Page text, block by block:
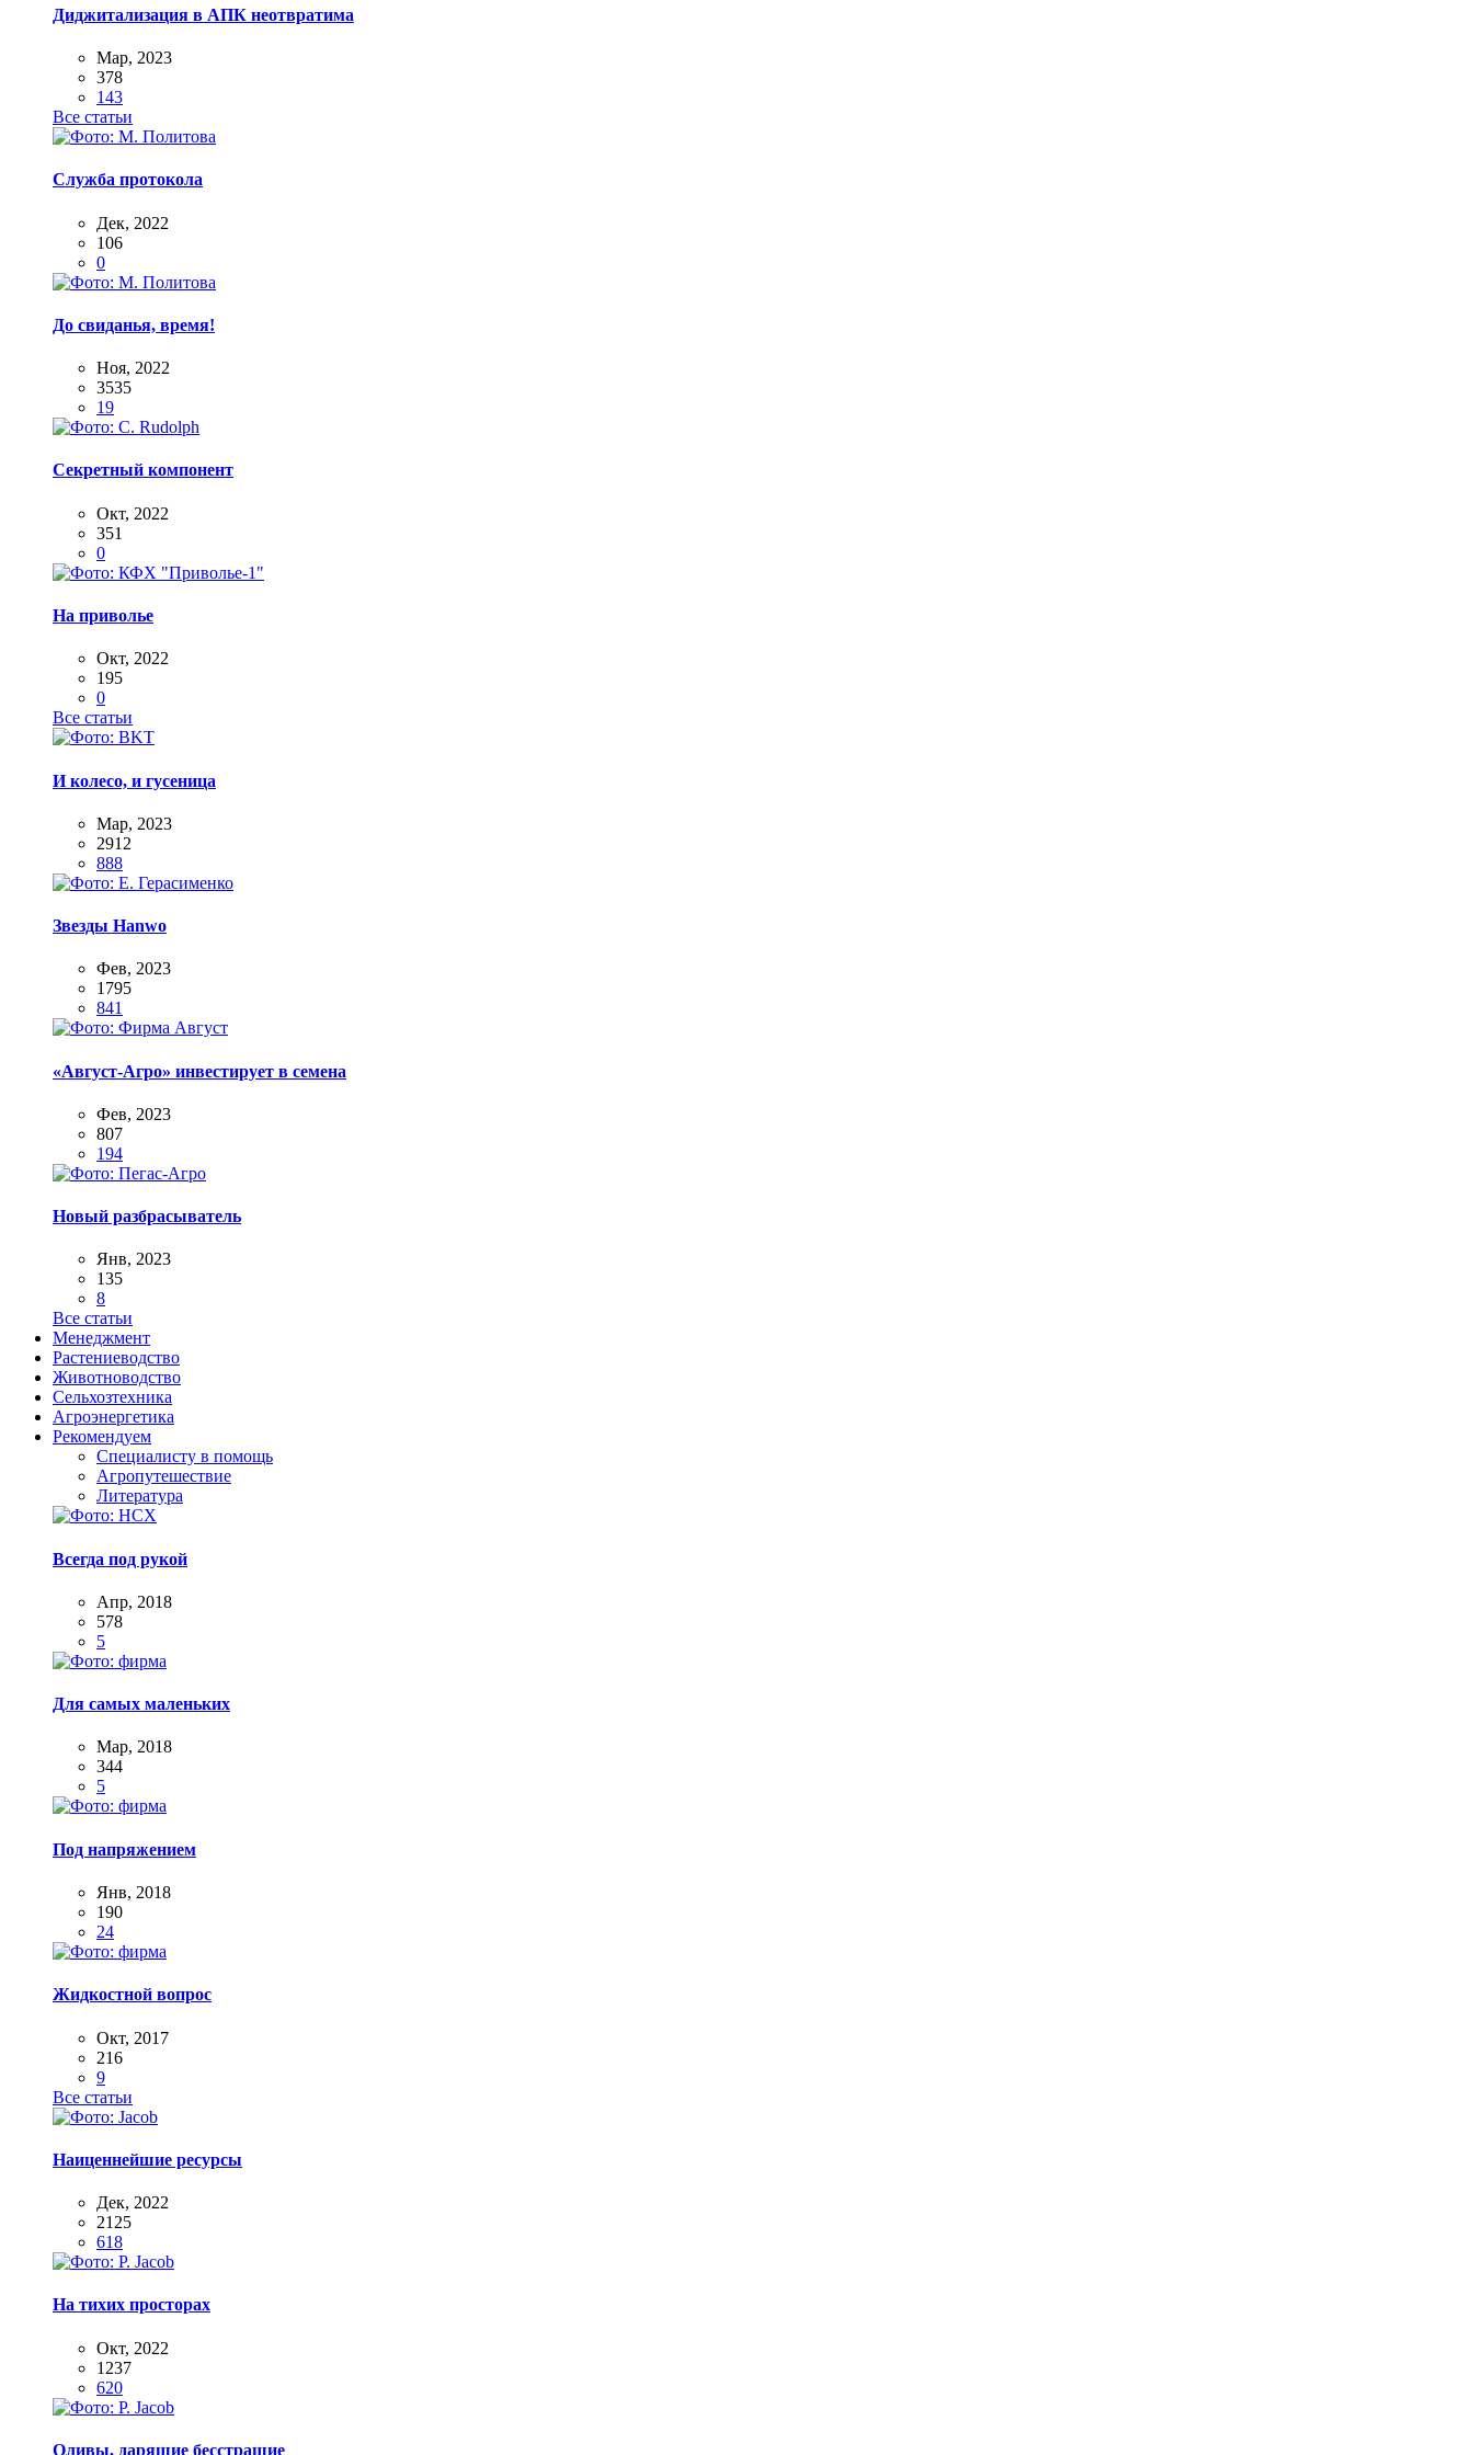
Диджитализация в АПК неотвратима
Мар, 2023
378
143
Все статьи
Служба протокола
Дек, 2022
106
0
До свиданья, время!
Ноя, 2022
3535
19
Секретный компонент
Окт, 2022
351
0
На приволье
Окт, 2022
195
0
Все статьи
И колесо, и гусеница
Мар, 2023
2912
888
Звезды Hanwo
Фев, 2023
1795
841
«Август-Агро» инвестирует в семена
Фев, 2023
807
194
Новый разбрасыватель
Янв, 2023
135
8
Все статьи
Менеджмент
Растениеводство
Животноводство
Сельхозтехника
Агроэнергетика
Рекомендуем
Специалисту в помощь
Агропутешествие
Литература
Всегда под рукой
Апр, 2018
578
5
Для самых маленьких
Мар, 2018
344
5
Под напряжением
Янв, 2018
190
24
Жидкостной вопрос
Окт, 2017
216
9
Все статьи
Наиценнейшие ресурсы
Дек, 2022
2125
618
На тихих просторах
Окт, 2022
1237
620
Оливы, дарящие бесстрашие